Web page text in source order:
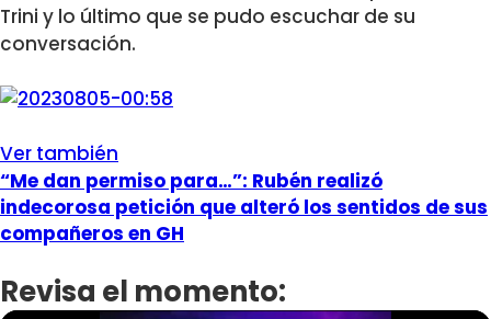
Trini y lo último que se pudo escuchar de su
conversación.
Ver también
“Me dan permiso para…”: Rubén realizó
indecorosa petición que alteró los sentidos de sus
compañeros en GH
Revisa el momento: